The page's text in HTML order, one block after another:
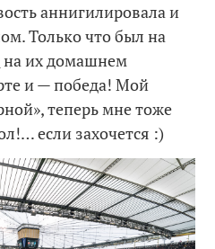
аннигилировала и
Только что был на
на их домашнем
и — победа! Мой
теперь мне тоже
если захочется :)